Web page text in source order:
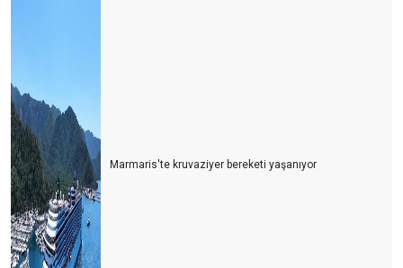
Marmaris'te kruvaziyer bereketi yaşanıyor